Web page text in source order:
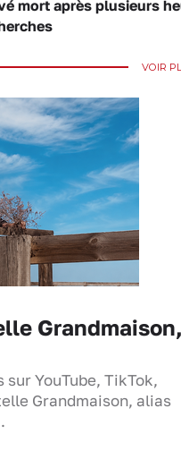
mort après plusieurs
VOIR
sur YouTube, TikTok,
Grandmaison, alias